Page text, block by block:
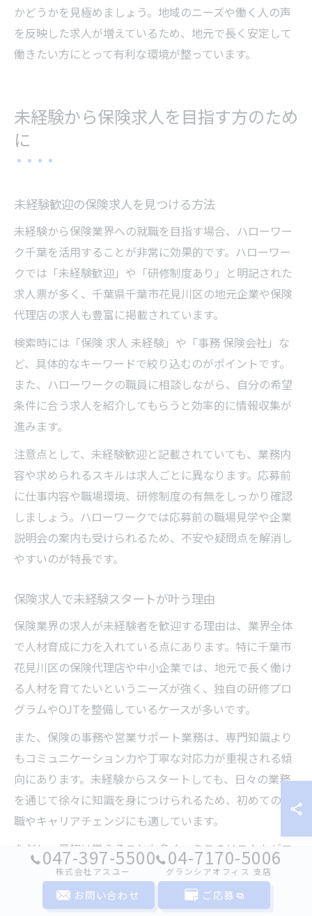
かどうかを見極めましょう。地域のニーズや働く人の声
を反映した求人が増えているため、地元で長く安定して
働きたい方にとって有利な環境が整っています。
未経験から保険求人を目指す方のため
に
未経験歓迎の保険求人を見つける方法
未経験から保険業界への就職を目指す場合、ハローワー
ク千葉を活用することが非常に効果的です。ハローワー
クでは「未経験歓迎」や「研修制度あり」と明記された
求人票が多く、千葉県千葉市花見川区の地元企業や保険
代理店の求人も豊富に掲載されています。
検索時には「保険 求人 未経験」や「事務 保険会社」な
ど、具体的なキーワードで絞り込むのがポイントです。
また、ハローワークの職員に相談しながら、自分の希望
条件に合う求人を紹介してもらうと効率的に情報収集が
進みます。
注意点として、未経験歓迎と記載されていても、業務内
容や求められるスキルは求人ごとに異なります。応募前
に仕事内容や職場環境、研修制度の有無をしっかり確認
しましょう。ハローワークでは応募前の職場見学や企業
説明会の案内も受けられるため、不安や疑問点を解消し
やすいのが特長です。
保険求人で未経験スタートが叶う理由
保険業界の求人が未経験者を歓迎する理由は、業界全体
で人材育成に力を入れている点にあります。特に千葉市
花見川区の保険代理店や中小企業では、地元で長く働け
る人材を育てたいというニーズが強く、独自の研修プロ
グラムやOJTを整備しているケースが多いです。
また、保険の事務や営業サポート業務は、専門知識より
もコミュニケーション力や丁寧な対応力が重視される傾
向にあります。未経験からスタートしても、日々の業務
を通じて徐々に知識を身につけられるため、初めての転
職やキャリアチェンジにも適しています。
ただし、最初は覚えることも多く、ミスのリスクもゼロ
ではありません。研修やサポート体制が整っている職場
を選ぶことで、安心して新しい業務にチャレンジできる
でしょう。
047-397-5500
株式会社アスユー
04-7170-5006
グランシアオフィス ⽀店
お問い合わせ ご応募